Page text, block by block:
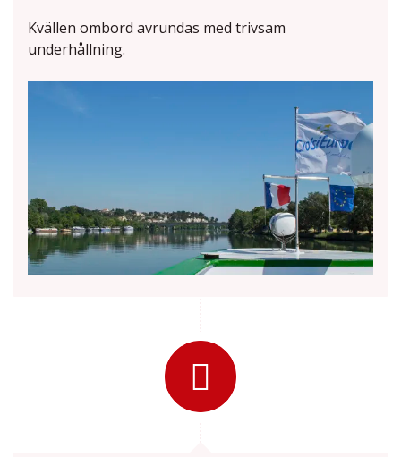
Kvällen ombord avrundas med trivsam
underhållning.